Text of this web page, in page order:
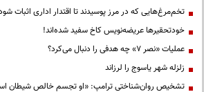
تخم‌مرغ‌هایی که در مرز پوسیدند تا اقتدار اداری اثبات
خودتحقیرها عریضه‌نویس کاخ سفید شده‌اند!
عملیات «نصر ۷» چه هدفی را دنبال می‌کرد؟
زلزله شهر یاسوج را لرزاند
تشخیص روان‌شناختی ترامپ: «او تجسم خالص شیطان